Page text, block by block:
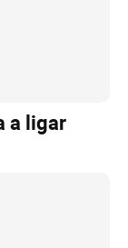
a ligar